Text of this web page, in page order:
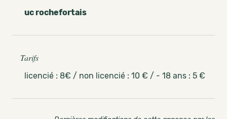
uc rochefortais
Tarifs
licencié : 8€ / non licencié : 10 € / - 18 ans : 5 €